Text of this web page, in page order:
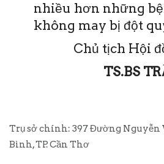
nhiều hơn những
không may bị đột
Chủ tịch Hội
TS.BS
Trụ sở chính: 397 Đường Nguyễn
Bình, TP. Cần Thơ